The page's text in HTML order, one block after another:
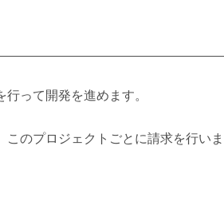
って開発を進めます。
のプロジェクトごとに請求を行いま